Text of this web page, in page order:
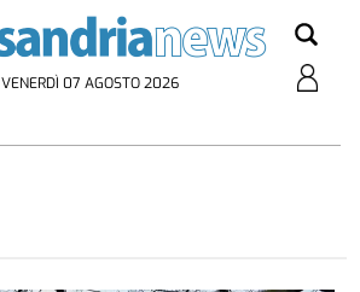
VENERDÌ 07 AGOSTO 2026